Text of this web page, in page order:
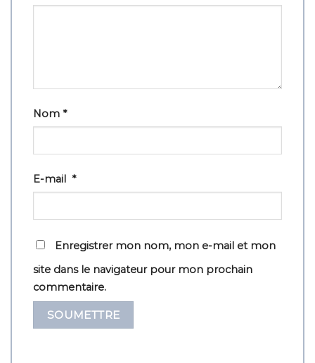
Nom *
E-mail *
Enregistrer mon nom, mon e-mail et mon
site dans le navigateur pour mon prochain
commentaire.